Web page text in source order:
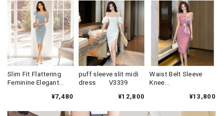
Slim Fit Flattering
Feminine Elegant
Dress V2287¥7,480
puff sleeve slit midi
dress V3339
¥12,800
Waist Belt Sleeve
Knee
¥13,800